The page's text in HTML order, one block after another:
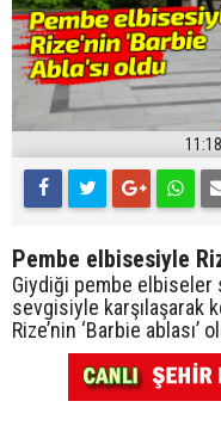
11:18
Pembe elbisesiyle
Giydiği pembe elbiseler
sevgisiyle karşılaşarak
Rize’nin ‘Barbie ablası’